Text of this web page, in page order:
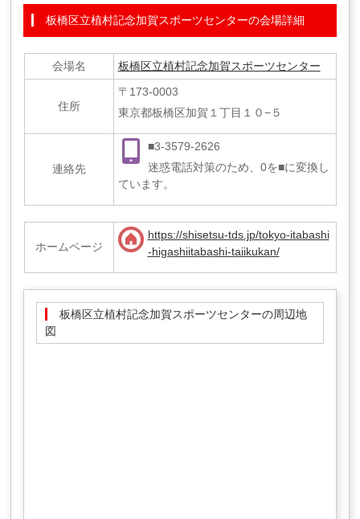
板橋区立植村記念加賀スポーツセンターの会場詳細
会場名 板橋区立植村記念加賀スポーツセンター
住所
〒173-0003
東京都板橋区加賀１丁目１０−５
連絡先
■3-3579-2626
迷惑電話対策のため、0を■に変換し
ています。
ホームページ
https://shisetsu-tds.jp/tokyo-itabashi
-higashiitabashi-taiikukan/
板橋区立植村記念加賀スポーツセンターの周辺地
図